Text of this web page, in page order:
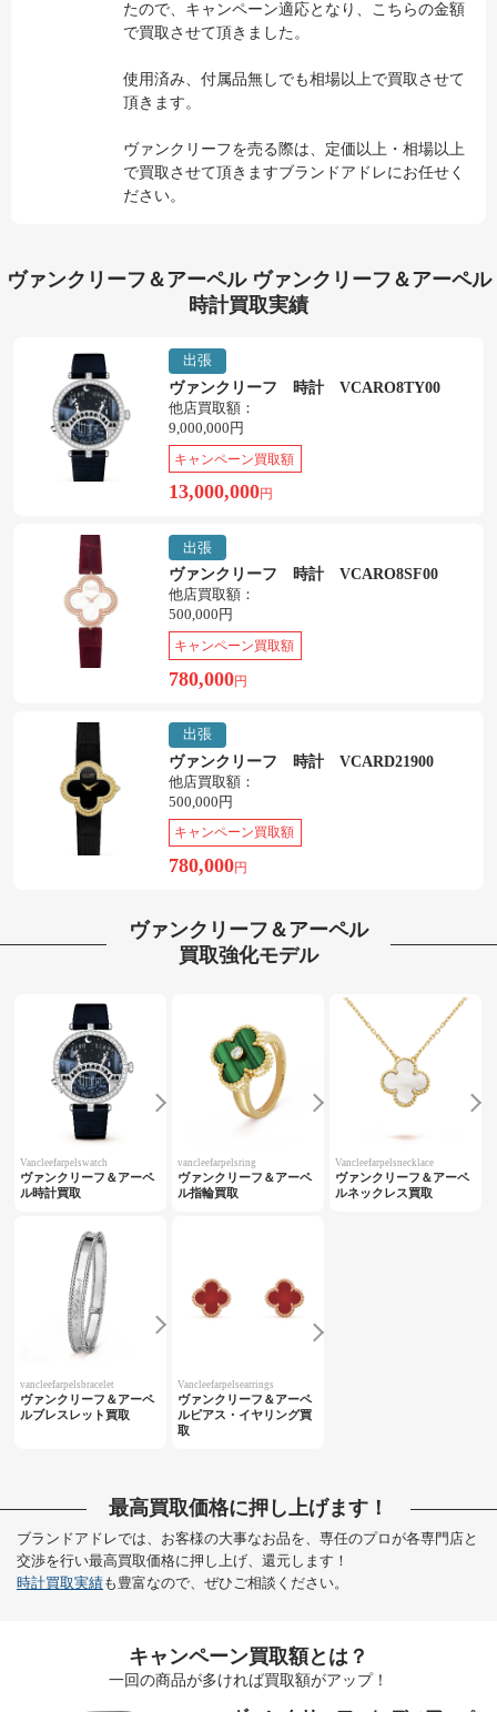
たので、キャンペーン適応となり、こちらの金額
で買取させて頂きました。
使用済み、付属品無しでも相場以上で買取させて
頂きます。
ヴァンクリーフを売る際は、定価以上・相場以上
で買取させて頂きますブランドアドレにお任せく
ださい。
ヴァンクリーフ＆アーペル ヴァンクリーフ＆アーペル
時計買取実績
出張
ヴァンクリーフ 時計 VCARO8TY00
他店買取額：
9,000,000円
キャンペーン買取額
13,000,000円
出張
ヴァンクリーフ 時計 VCARO8SF00
他店買取額：
500,000円
キャンペーン買取額
780,000円
出張
ヴァンクリーフ 時計 VCARD21900
他店買取額：
500,000円
キャンペーン買取額
780,000円
ヴァンクリーフ＆アーペル
買取強化モデル
Vancleefarpelswatch
ヴァンクリーフ＆アーペ
ル時計買取
vancleefarpelsring
ヴァンクリーフ＆アーペ
ル指輪買取
Vancleefarpelsnecklace
ヴァンクリーフ＆アーペ
ルネックレス買取
vancleefarpelsbracelet
ヴァンクリーフ＆アーペ
ルブレスレット買取
Vancleefarpelsearrings
ヴァンクリーフ＆アーペ
ルピアス・イヤリング買
取
最高買取価格に押し上げます！
ブランドアドレでは、お客様の大事なお品を、専任のプロが各専門店と
交渉を行い最高買取価格に押し上げ、還元します！
時計買取実績も豊富なので、ぜひご相談ください。
キャンペーン買取額とは？
一回の商品が多ければ買取額がアップ！